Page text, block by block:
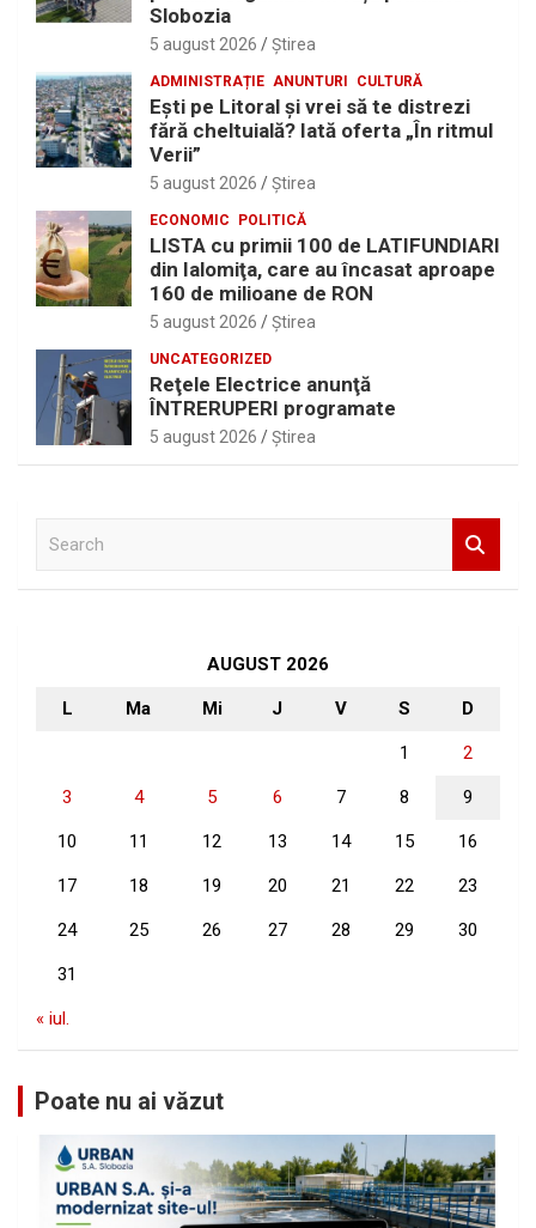
Slobozia
5 august 2026 Ştirea
ADMINISTRAȚIE ANUNTURI CULTURĂ
Eşti pe Litoral şi vrei să te distrezi
fără cheltuială? Iată oferta „În ritmul
Verii”
5 august 2026 Ştirea
ECONOMIC POLITICĂ
LISTA cu primii 100 de LATIFUNDIARI
din Ialomiţa, care au încasat aproape
160 de milioane de RON
5 august 2026 Ştirea
UNCATEGORIZED
Reţele Electrice anunţă
ÎNTRERUPERI programate
5 august 2026 Ştirea
AUGUST 2026
L Ma Mi J V S D
1 2
3 4 5 6 7 8 9
10 11 12 13 14 15 16
17 18 19 20 21 22 23
24 25 26 27 28 29 30
31
« iul.
Poate nu ai văzut